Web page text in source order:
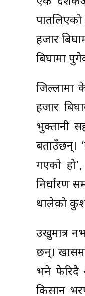
हजार
बिघामा
जिल्लामा
हजार
भुक्तानी
बताउँछन्।
गएको
निर्धारण
थालेको
उखुमात्र
छन्।
भने फेरिदै
किसान